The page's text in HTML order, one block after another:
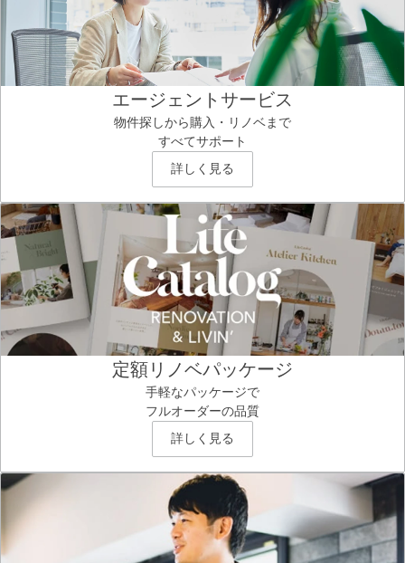
エージェントサービス
物件探しから購入・リノベまで
すべてサポート
詳しく見る
定額リノベパッケージ
手軽なパッケージで
フルオーダーの品質
詳しく見る